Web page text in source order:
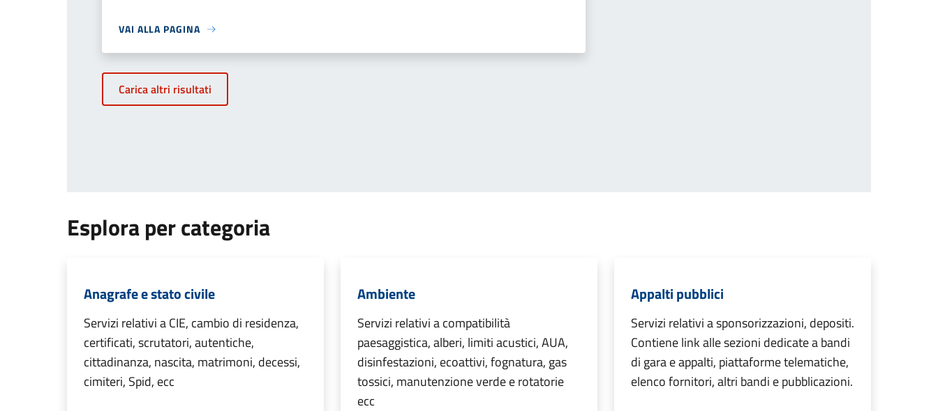
VAI ALLA PAGINA
Carica altri risultati
Esplora per categoria
Anagrafe e stato civile
Servizi relativi a CIE, cambio di residenza,
certificati, scrutatori, autentiche,
cittadinanza, nascita, matrimoni, decessi,
cimiteri, Spid, ecc
Ambiente
Servizi relativi a compatibilità
paesaggistica, alberi, limiti acustici, AUA,
disinfestazioni, ecoattivi, fognatura, gas
tossici, manutenzione verde e rotatorie
ecc
Appalti pubblici
Servizi relativi a sponsorizzazioni, depositi.
Contiene link alle sezioni dedicate a bandi
di gara e appalti, piattaforme telematiche,
elenco fornitori, altri bandi e pubblicazioni.